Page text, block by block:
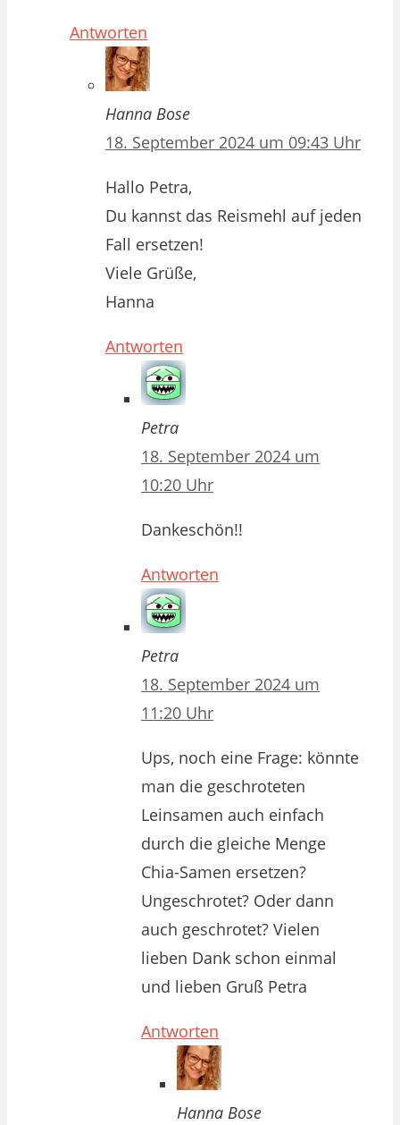
Antworten
Hanna Bose
18. September 2024 um 09:43 Uhr
Hallo Petra,
Du kannst das Reismehl auf jeden
Fall ersetzen!
Viele Grüße,
Hanna
Antworten
Petra
18. September 2024 um
10:20 Uhr
Dankeschön!!
Antworten
Petra
18. September 2024 um
11:20 Uhr
Ups, noch eine Frage: könnte
man die geschroteten
Leinsamen auch einfach
durch die gleiche Menge
Chia-Samen ersetzen?
Ungeschrotet? Oder dann
auch geschrotet? Vielen
lieben Dank schon einmal
und lieben Gruß Petra
Antworten
Hanna Bose